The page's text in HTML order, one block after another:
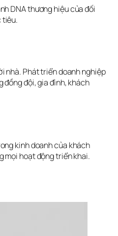
DNA thương hiệu của đối
tiêu.
nhà. Phát triển doanh nghiệp
đồng đội, gia đình, khách
mọi hoạt động triển khai.